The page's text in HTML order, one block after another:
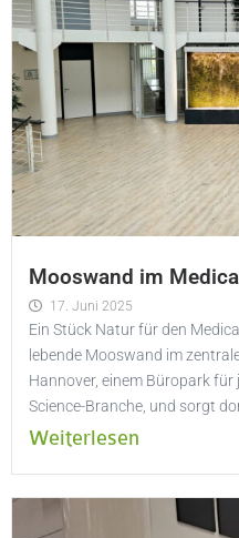
Mooswand im
17. Juni 2025
Ein Stück Natur für den
lebende Mooswand im
Hannover, einem Büropark
Science-Branche, und sorgt
Weiterlesen